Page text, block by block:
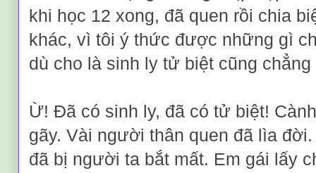
khi học 12 xong, đã quen rồi chia
khác, vì tôi ý thức được những gì
dù cho là sinh ly tử biệt cũng
Ừ! Đã có sinh ly, đã có tử biệt!
gãy. Vài người thân quen đã lìa
đã bị người ta bắt mất. Em gái lấy